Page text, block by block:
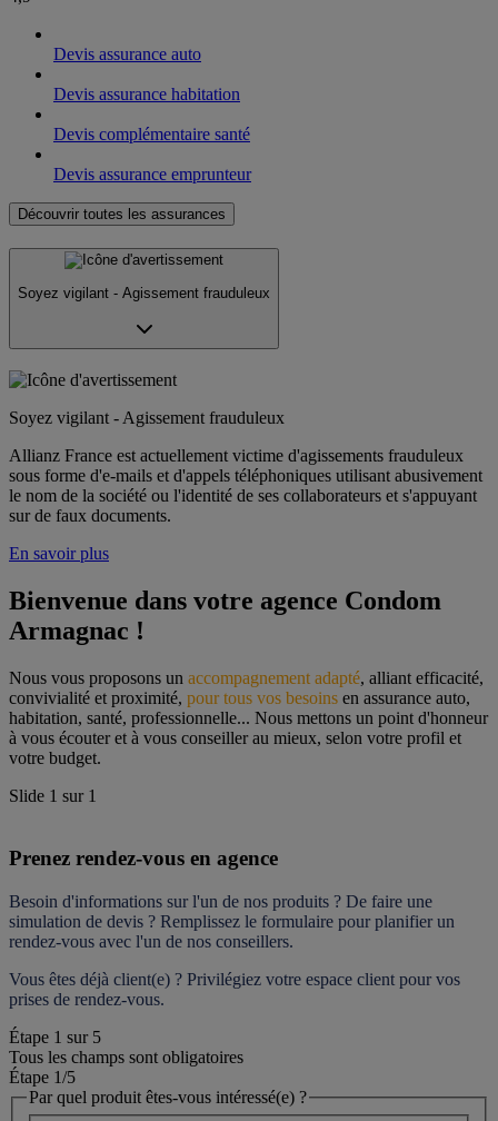
Devis assurance auto
Devis assurance habitation
Devis complémentaire santé
Devis assurance emprunteur
Découvrir toutes les assurances
Soyez vigilant - Agissement frauduleux
Soyez vigilant - Agissement frauduleux
Allianz France est actuellement victime d'agissements frauduleux
sous forme d'e-mails et d'appels téléphoniques utilisant abusivement
le nom de la société ou l'identité de ses collaborateurs et s'appuyant
sur de faux documents.
En savoir plus
Bienvenue dans votre agence Condom
Armagnac !
Nous vous proposons un accompagnement adapté, alliant efficacité,
convivialité et proximité, pour tous vos besoins en assurance auto,
habitation, santé, professionnelle... Nous mettons un point d'honneur
à vous écouter et à vous conseiller au mieux, selon votre profil et
votre budget.
Slide 1 sur 1
Prenez rendez-vous en agence
Besoin d'informations sur l'un de nos produits ? De faire une
simulation de devis ? Remplissez le formulaire pour planifier un
rendez-vous avec l'un de nos conseillers.
Vous êtes déjà client(e) ? Privilégiez votre espace client pour vos
prises de rendez-vous.
Étape 1 sur 5
Tous les champs sont obligatoires
Étape 1/5
Par quel produit êtes-vous intéressé(e) ?